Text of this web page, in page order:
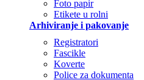
Foto papir
Etikete u rolni
Arhiviranje i pakovanje
Registratori
Fascikle
Koverte
Police za dokumenta